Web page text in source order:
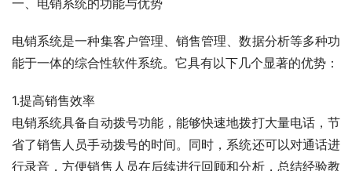
一、电销系统的功能与优势
电销系统是一种集客户管理、销售管理、数据分析等多种功
能于一体的综合性软件系统。它具有以下几个显著的优势：
1.提高销售效率
电销系统具备自动拨号功能，能够快速地拨打大量电话，节
省了销售人员手动拨号的时间。同时，系统还可以对通话进
行录音，方便销售人员在后续进行回顾和分析，总结经验教